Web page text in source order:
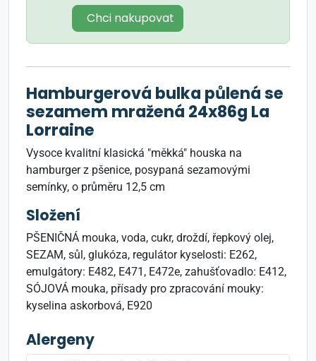
Chci nakupovat
Hamburgerová bulka půlená se
sezamem mražená 24x86g La
Lorraine
Vysoce kvalitní klasická "měkká" houska na
hamburger z pšenice, posypaná sezamovými
semínky, o průměru 12,5 cm
Složení
PŠENIČNÁ mouka, voda, cukr, droždí, řepkový olej,
SEZAM, sůl, glukóza, regulátor kyselosti: E262,
emulgátory: E482, E471, E472e, zahušťovadlo: E412,
SÓJOVÁ mouka, přísady pro zpracování mouky:
kyselina askorbová, E920
Alergeny